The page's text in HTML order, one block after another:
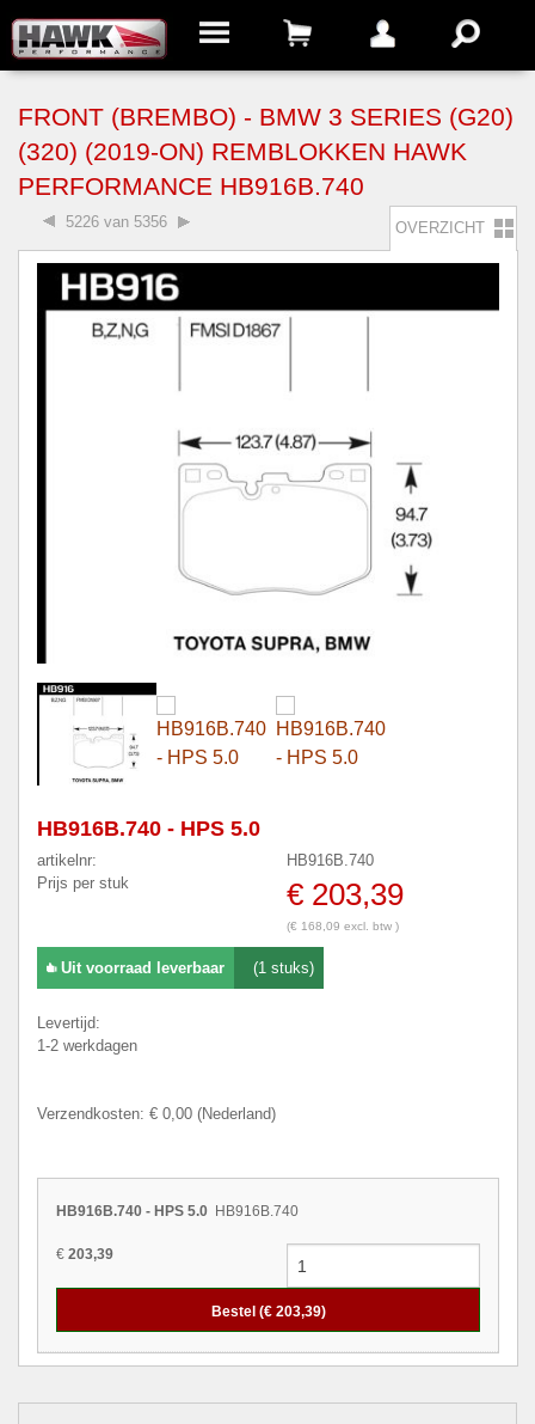
FRONT (BREMBO) - BMW 3 SERIES (G20)
(320) (2019-ON) REMBLOKKEN HAWK
PERFORMANCE HB916B.740
5226 van 5356 OVERZICHT
HB916B.740 - HPS 5.0
artikelnr:
HB916B.740
Prijs per stuk
€ 203,39
(€ 168,09 excl. btw )
Uit voorraad leverbaar (1 stuks)
Levertijd:
1-2 werkdagen
Verzendkosten: € 0,00 (Nederland)
HB916B.740 - HPS 5.0 HB916B.740
€ 203,39
Bestel (€ 203,39)